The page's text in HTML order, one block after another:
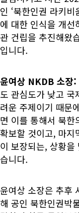
인 ‘북한인권 라키
에 대한 인식을 개
관 건립을 추진해왔
입니다.
윤여상 NKDB 소장:
도 관심도가 낮고 국
려운 주제이기 때문
면 이를 통해서 북
확보할 것이고, 마지
이 보장되는, 상황을
습니다.
윤여상 소장은 추후
해 공인 북한인권박